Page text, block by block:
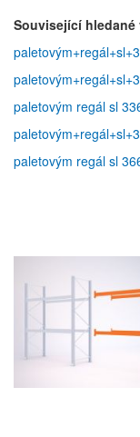
Související hledané
paletovým regál sl
paletovým regál sl